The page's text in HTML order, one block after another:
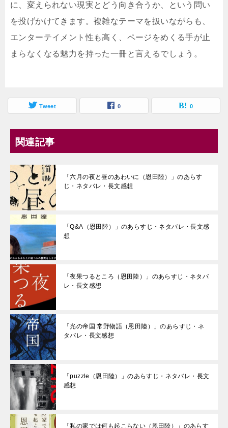
に、変えられない現実とどう向き合うか、という問い
を投げかけてきます。複雑なテーマを扱いながらも、
エンターテイメント性も高く、ページをめくる手が止
まらなくなる魅力を持った一冊と言えるでしょう。
Tweet 0 0
関連記事
「六月の夜と昼のあわいに（恩田陸）」のあらす
じ・ネタバレ・長文感想
「Q&A（恩田陸）」のあらすじ・ネタバレ・長文感
想
「夜果つるところ（恩田陸）」のあらすじ・ネタバ
レ・長文感想
「光の帝国 常野物語（恩田陸）」のあらすじ・ネ
タバレ・長文感想
「puzzle（恩田陸）」のあらすじ・ネタバレ・長文
感想
「私の家では何も起こらない（恩田陸）」のあらす